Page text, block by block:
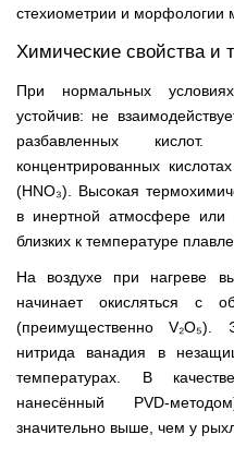
стехиометрии и морфологии
Химические свойства и
При нормальных
устойчив: не
разбавленных
концентрированных
(HNO₃). Высокая
в инертной атмосфере или
близких к температуре
На воздухе при нагреве
начинает окисляться с
(преимущественно V₂O₅).
нитрида ванадия в
температурах. В
нанесённый PVD-
значительно выше, чем у